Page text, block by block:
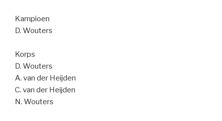
Kampioen
D. Wouters
Korps
D. Wouters
A. van der Heijden
C. van der Heijden
N. Wouters